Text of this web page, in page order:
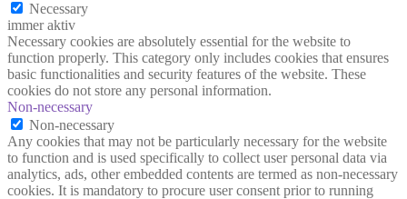
Necessary
immer aktiv
Necessary cookies are absolutely essential for the website to
function properly. This category only includes cookies that ensures
basic functionalities and security features of the website. These
cookies do not store any personal information.
Non-necessary
Non-necessary
Any cookies that may not be particularly necessary for the website
to function and is used specifically to collect user personal data via
analytics, ads, other embedded contents are termed as non-necessary
cookies. It is mandatory to procure user consent prior to running